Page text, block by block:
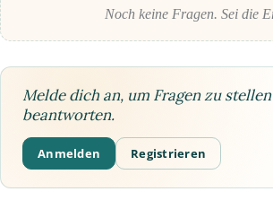
Noch keine Fragen. Sei die
Melde dich an, um Fragen zu
beantworten.
Anmelden Registrieren